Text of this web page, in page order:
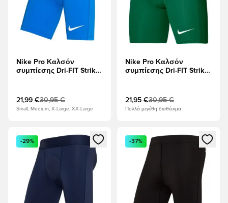
Nike Pro Καλσόν
συμπίεσης Dri-FIT Strike
21,99 €30,95 €
Small, Medium, X-Large, XX-Large
Nike Pro Καλσόν
συμπίεσης Dri-FIT Strike
21,95 €30,95 €
Πολλά μεγέθη διαθέσιμα
Ανοίγει ένα Modal για να συνδεθείτε ή να εγγραφείτε ως
-29%
Ανοίγει ένα Modal για να
-37%